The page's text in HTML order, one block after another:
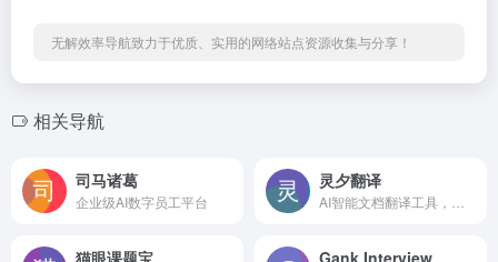
无解效率导航致力于优质、实用的网络站点资源收集与分享！
相关导航
司马诸葛
企业级AI数字员工平台
灵夕翻译